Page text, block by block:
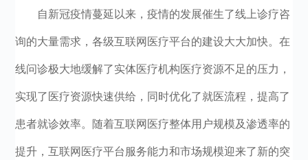
自新冠疫情蔓延以来，疫情的发展催生了线上诊疗咨
询的大量需求，各级互联网医疗平台的建设大大加快。在
线问诊极大地缓解了实体医疗机构医疗资源不足的压力，
实现了医疗资源快速供给，同时优化了就医流程，提高了
患者就诊效率。随着互联网医疗整体用户规模及渗透率的
提升，互联网医疗平台服务能力和市场规模迎来了新的突